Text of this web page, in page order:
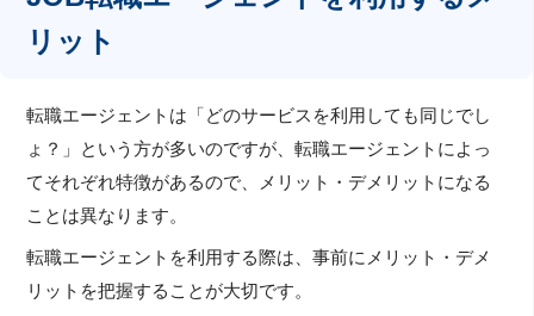
リット
転職エージェントは「どのサービスを利用しても同じでし
ょ？」という方が多いのですが、転職エージェントによっ
てそれぞれ特徴があるので、メリット・デメリットになる
ことは異なります。
転職エージェントを利用する際は、事前にメリット・デメ
リットを把握することが大切です。